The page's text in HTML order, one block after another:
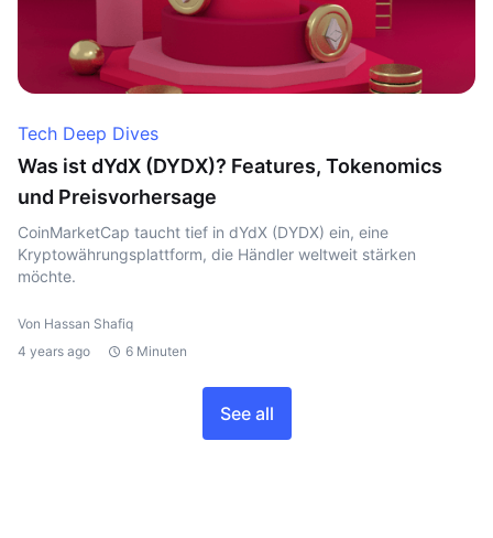
Tech Deep Dives
Was ist dYdX (DYDX)? Features, Tokenomics
und Preisvorhersage
CoinMarketCap taucht tief in dYdX (DYDX) ein, eine
Kryptowährungsplattform, die Händler weltweit stärken
möchte.
Von Hassan Shafiq
4 years ago
6 Minuten
See all